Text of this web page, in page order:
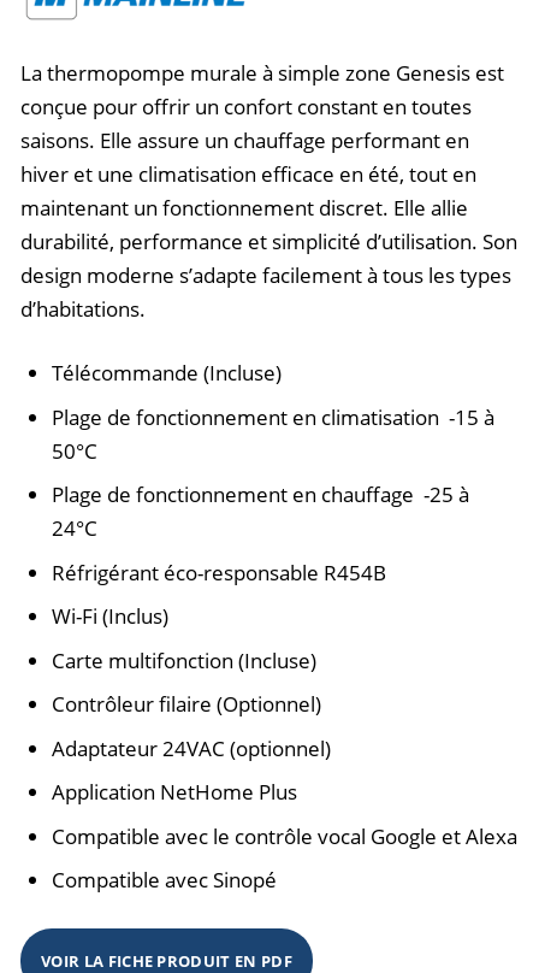
La thermopompe murale à simple zone Genesis est
conçue pour offrir un confort constant en toutes
saisons. Elle assure un chauffage performant en
hiver et une climatisation efficace en été, tout en
maintenant un fonctionnement discret. Elle allie
durabilité, performance et simplicité d’utilisation. Son
design moderne s’adapte facilement à tous les types
d’habitations.
Télécommande (Incluse)
Plage de fonctionnement en climatisation -15 à
50°C
Plage de fonctionnement en chauffage -25 à
24°C
Réfrigérant éco-responsable R454B
Wi-Fi (Inclus)
Carte multifonction (Incluse)
Contrôleur filaire (Optionnel)
Adaptateur24VAC (optionnel)
Application NetHome Plus
Compatible avec le contrôle vocal Google et Alexa
Compatible avec Sinopé
VOIR LA FICHE PRODUIT EN PDF